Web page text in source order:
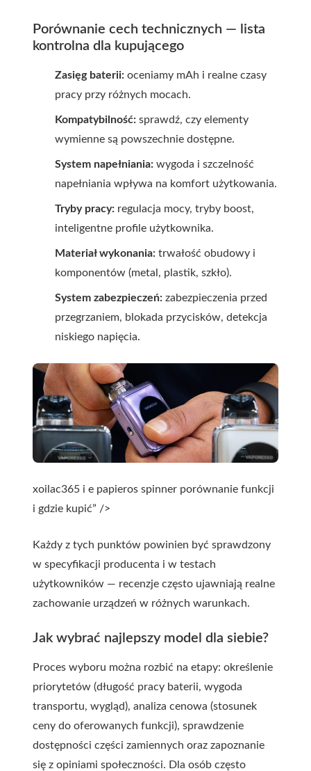
Porównanie cech technicznych — lista
kontrolna dla kupującego
Zasięg baterii: oceniamy mAh i realne czasy
pracy przy różnych mocach.
Kompatybilność: sprawdź, czy elementy
wymienne są powszechnie dostępne.
System napełniania: wygoda i szczelność
napełniania wpływa na komfort użytkowania.
Tryby pracy: regulacja mocy, tryby boost,
inteligentne profile użytkownika.
Materiał wykonania: trwałość obudowy i
komponentów (metal, plastik, szkło).
System zabezpieczeń: zabezpieczenia przed
przegrzaniem, blokada przycisków, detekcja
niskiego napięcia.
xoilac365 i e papieros spinner porównanie funkcji
i gdzie kupić” />
Każdy z tych punktów powinien być sprawdzony
w specyfikacji producenta i w testach
użytkowników — recenzje często ujawniają realne
zachowanie urządzeń w różnych warunkach.
Jak wybrać najlepszy model dla siebie?
Proces wyboru można rozbić na etapy: określenie
priorytetów (długość pracy baterii, wygoda
transportu, wygląd), analiza cenowa (stosunek
ceny do oferowanych funkcji), sprawdzenie
dostępności części zamiennych oraz zapoznanie
się z opiniami społeczności. Dla osób często